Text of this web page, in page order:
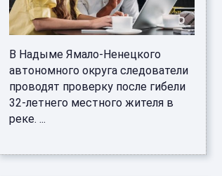
В Надыме Ямало-Ненецкого
автономного округа следователи
проводят проверку после гибели
32-летнего местного жителя в
реке. ...